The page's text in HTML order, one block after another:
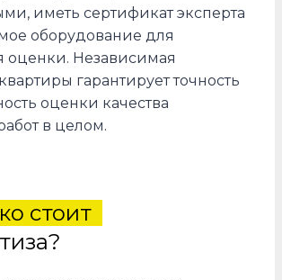
иметь сертификат эксперта
оборудование для
оценки. Независимая
гарантирует точность
оценки качества
в целом.
стоит